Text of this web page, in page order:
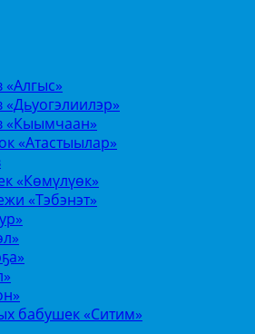
«Алгыс»
«Кыымчаан»
«Атастыылар»
«Көмүлүөк»
«Тэбэнэт»
бабушек «Ситим»